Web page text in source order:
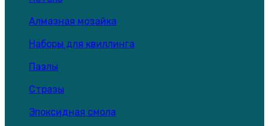
Алмазная мозайка
Наборы для квиллинга
Пазлы
Стразы
Эпоксидная смола